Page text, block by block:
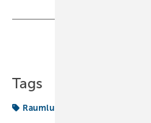
Tags
Raumluftqualität